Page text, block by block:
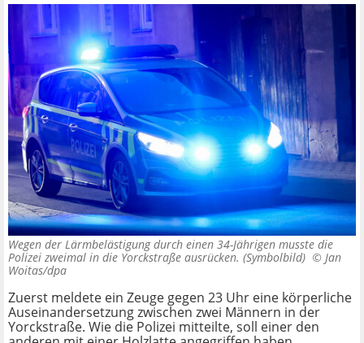
Wegen der Lärmbelästigung durch einen 34-Jährigen musste die
Polizei zweimal in die Yorckstraße ausrücken. (Symbolbild) © Jan
Woitas/dpa
Zuerst meldete ein Zeuge gegen 23 Uhr eine körperliche
Auseinandersetzung zwischen zwei Männern in der
Yorckstraße. Wie die Polizei mitteilte, soll einer den